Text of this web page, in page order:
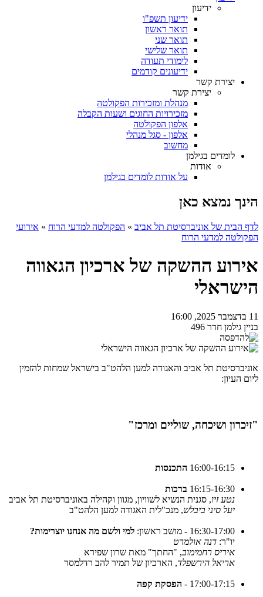
ידיעון
ידיעון תשפ"ו
תואר ראשון
תואר שני
תואר שלישי
לימודי תעודה
ידיעונים קודמים
יצירת קשר
יצירת קשר
מנהלת ומזכירות הפקולטה
מזכירויות החוגים ושעות הקבלה
אלפון הפקולטה
אלפון - סגל מנהלי
מחשוב
לומדים בגילמן
אודות
על אודות לומדים בגילמן
הינך נמצא כאן
לדף הבית של אוניברסיטת תל אביב » הפקולטה למדעי הרוח » אירועי
הפקולטה למדעי הרוח
אירוע ההשקה של ארכיון הגאווה
הישראלי
11 בדצמבר 2025, 16:00
בניין גילמן חדר 496
אוניברסיטת תל אביב והאגודה למען הלהט"ב בישראל שמחות להזמין
ליום העיון:
"זיכרון ושיכחה, שוליים ומרכז"
16:00-16:15 התכנסות
16:15-16:30 ברכות
נטע זיו, סגנית הנשיא לשוויון, מגוון וקהילה באוניברסיטת תל אביב
יעל סיני ביבלש, מנכ"לית האגודה למען הלהט"ב
16:30-17:00 - מושב ראשון:
למי ולשם מה אנחנו יוצרימות?
יו"ר: דנה אולמרט
איריס רחמימוב, "החתך" מאת שרון שפירא
אריאל הירשפלד, הארכיון של תמיר להב רדלמסר
17:00-17:15 - הפסקת קפה